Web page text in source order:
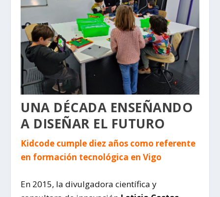
UNA DÉCADA ENSEÑANDO
A DISEÑAR EL FUTURO
Kidcode cumple diez años como referente
en formación tecnológica en Vigo
En 2015, la divulgadora científica y